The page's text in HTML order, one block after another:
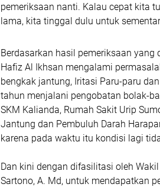
pemeriksaan nanti. Kalau cepat kita
lama, kita tinggal dulu untuk
Berdasarkan hasil pemeriksaan
Hafiz Al Ikhsan mengalami
bengkak jantung, Iritasi Paru-paru
tahun menjalani pengobatan bolak-
SKM Kalianda, Rumah Sakit Urip
Jantung dan Pembuluh Darah
karena pada waktu itu kondisi lagi
Dan kini dengan difasilitasi oleh
Sartono, A. Md, untuk mendapatkan